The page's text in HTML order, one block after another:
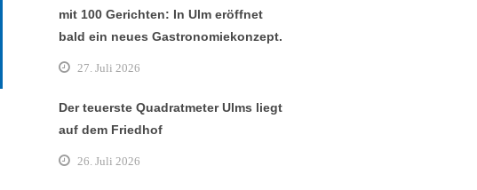
mit 100 Gerichten: In Ulm eröffnet
bald ein neues Gastronomiekonzept.
27. Juli 2026
Der teuerste Quadratmeter Ulms liegt
auf dem Friedhof
26. Juli 2026